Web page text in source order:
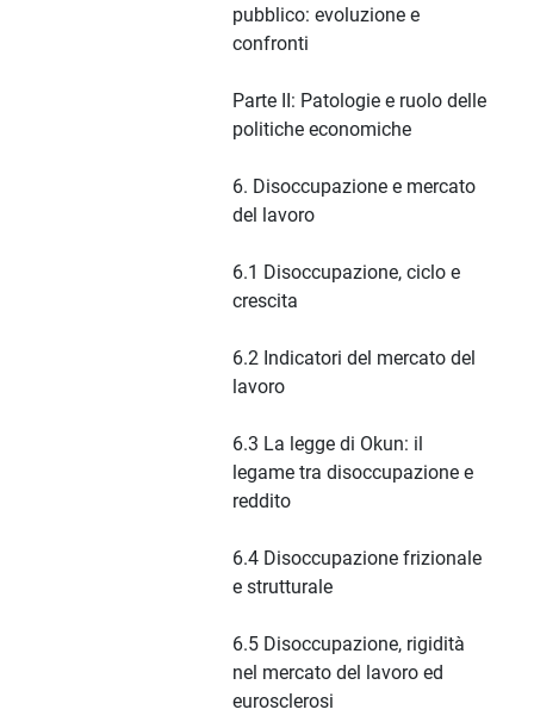
pubblico: evoluzione e
confronti
Parte II: Patologie e ruolo delle
politiche economiche
6. Disoccupazione e mercato
del lavoro
6.1 Disoccupazione, ciclo e
crescita
6.2 Indicatori del mercato del
lavoro
6.3 La legge di Okun: il
legame tra disoccupazione e
reddito
6.4 Disoccupazione frizionale
e strutturale
6.5 Disoccupazione, rigidità
nel mercato del lavoro ed
eurosclerosi